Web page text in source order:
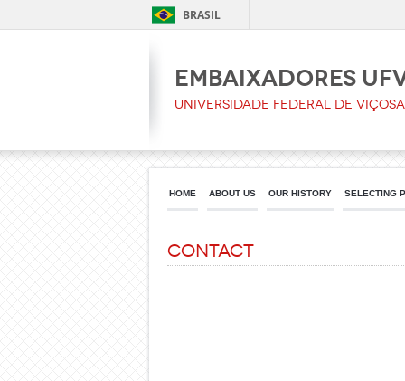
BRASIL
Embaixadores
Universidade Federal de Viçosa
HOME ABOUT US OUR HISTORY SELECTING
Contact